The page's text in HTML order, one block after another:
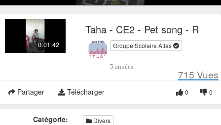
0:01:42
Taha - CE2 - Pet song - R
Groupe Scolaire Atlas
5 années
715 Vues
Partager Télécharger 0
0
Catégorie: Divers